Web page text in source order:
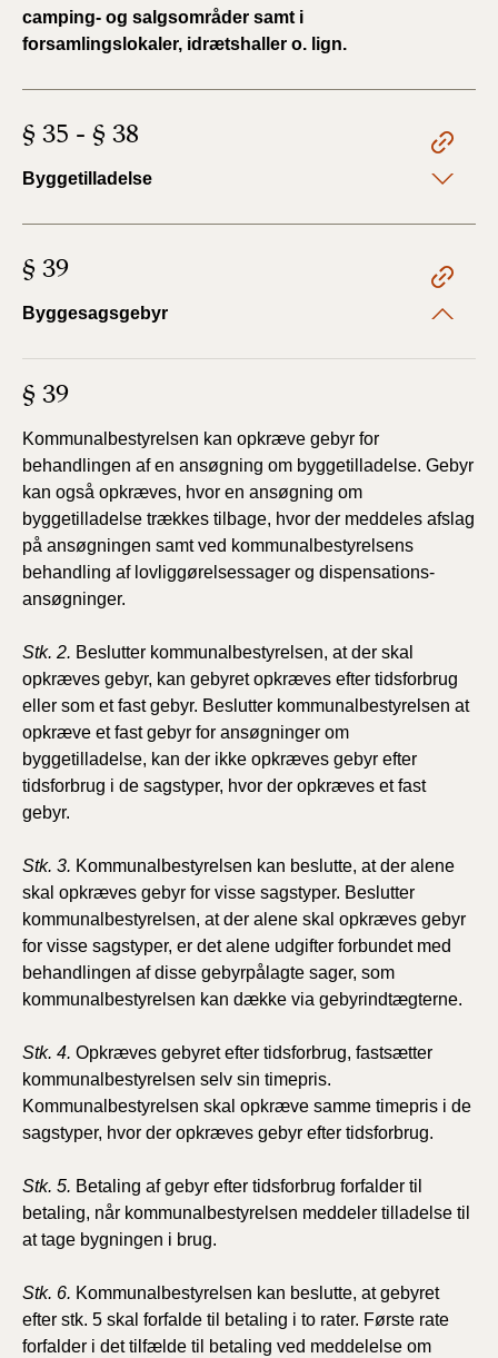
camping- og salgsområder samt i
forsamlingslokaler, idrætshaller o. lign.
§ 35 - § 38
Byggetilladelse
§ 39
Byggesagsgebyr
§ 39
Kommunalbestyrelsen kan opkræve gebyr for
behandlingen af en ansøgning om byggetilladelse. Gebyr
kan også opkræves, hvor en ansøgning om
byggetilladelse trækkes tilbage, hvor der meddeles afslag
på ansøgningen samt ved kommunalbestyrelsens
behandling af lovliggørelsessager og dispensations-
ansøgninger.
Stk. 2. Beslutter kommunalbestyrelsen, at der skal
opkræves gebyr, kan gebyret opkræves efter tidsforbrug
eller som et fast gebyr. Beslutter kommunalbestyrelsen at
opkræve et fast gebyr for ansøgninger om
byggetilladelse, kan der ikke opkræves gebyr efter
tidsforbrug i de sagstyper, hvor der opkræves et fast
gebyr.
Stk. 3. Kommunalbestyrelsen kan beslutte, at der alene
skal opkræves gebyr for visse sagstyper. Beslutter
kommunalbestyrelsen, at der alene skal opkræves gebyr
for visse sagstyper, er det alene udgifter forbundet med
behandlingen af disse gebyrpålagte sager, som
kommunalbestyrelsen kan dække via gebyrindtægterne.
Stk. 4. Opkræves gebyret efter tidsforbrug, fastsætter
kommunalbestyrelsen selv sin timepris.
Kommunalbestyrelsen skal opkræve samme timepris i de
sagstyper, hvor der opkræves gebyr efter tidsforbrug.
Stk. 5. Betaling af gebyr efter tidsforbrug forfalder til
betaling, når kommunalbestyrelsen meddeler tilladelse til
at tage bygningen i brug.
Stk. 6. Kommunalbestyrelsen kan beslutte, at gebyret
efter stk. 5 skal forfalde til betaling i to rater. Første rate
forfalder i det tilfælde til betaling ved meddelelse om